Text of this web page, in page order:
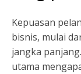
Kepuasan
bisnis, mulai
jangka
utama